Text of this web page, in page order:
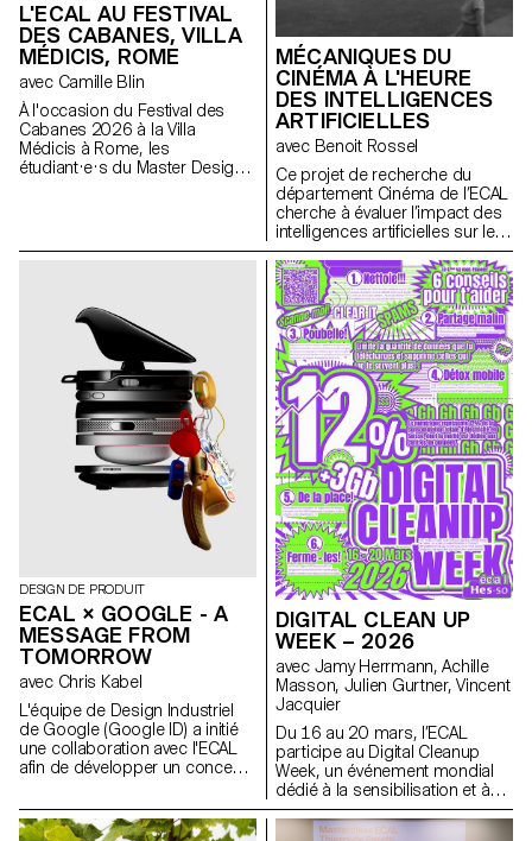
L'ECAL AU FESTIVAL
DES CABANES, VILLA
MÉDICIS, ROME
avec Camille Blin
À l'occasion du Festival des
Cabanes 2026 à la Villa
Médicis à Rome, les
étudiant·e·s du Master Design
fabricant italien de
historique et spatial riche,
propice à l'exploration de
l'esthétique, des fonctions et de
l'interaction avec les visiteurs.
Les étudiant·e·s ont eu accès à
l'ensemble du catalogue Mutina
(carreaux, briques et autres
matériaux) pour construire leurs
installations. Le projet a été
sélectionné et accompagné
par le designer français Ronan
Bouroullec, l'ECAL, la Villa
MÉCANIQUES DU
CINÉMA À L'HEURE
DES INTELLIGENCES
ARTIFICIELLES
avec Benoit Rossel
Ce projet de recherche du
département Cinéma de l’ECAL
cherche à évaluer l’impact des
intelligences artificielles sur le
cinéma et son enseignement.
DESIGN DE PRODUIT
ECAL × GOOGLE - A
MESSAGE FROM
TOMORROW
avec Chris Kabel
L'équipe de Design Industriel
de Google (Google ID) a initié
une collaboration avec l'ECAL
afin de développer un concept
portable qui soit inspiré d'un
rituel quotidien. Les étudiant·e·s
DIGITAL CLEAN UP
WEEK – 2026
avec Jamy Herrmann, Achille
Masson, Julien Gurtner, Vincent
Jacquier
Du 16 au 20 mars, l’ECAL
participe au Digital Cleanup
Week, un événement mondial
dédié à la sensibilisation et à
l’action pour un numérique plus
responsable. Une semaine